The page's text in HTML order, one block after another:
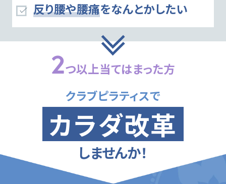
反り腰や腰痛をなんとかしたい
2つ以上当てはまった方
クラブピラティスで
カラダ改革
しませんか！